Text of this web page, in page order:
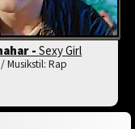
-Sexy Girl
Musikstil: Rap